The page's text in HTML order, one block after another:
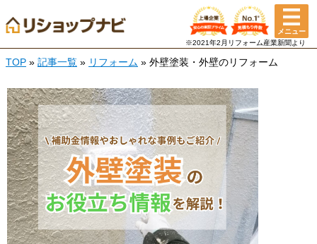
※2021年2月リフォーム産業新聞より
メニュー
TOP » 記事一覧 » リフォーム » 外壁塗装・外壁のリフォーム